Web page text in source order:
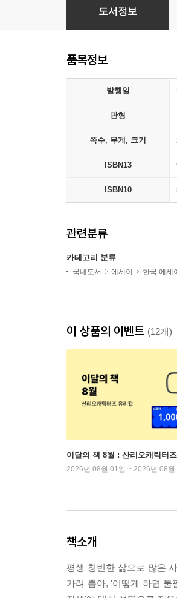
산에는 꽃이 피네
도서정보
품목정보
발행일
판형
쪽수, 무게, 크기
ISBN13
ISBN10
관련분류
카테고리 분류
국내도서 에세이 한국 에세이
이 상품의 이벤트 (12개)
이달의 책 8월 : 산리오캐릭터
2026년 08월 01일 ~ 2026년 08월
책소개
평생 청빈한 삶으로 많은
가려 뽑아, '어떻게 하면 불